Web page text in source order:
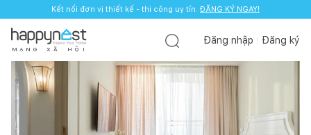
Kết nối đơn vị thiết kế - thi công uy tín. ĐĂNG KÝ NGAY!
M Ạ N G X Ã H Ộ I
Đăng nhập Đăng ký